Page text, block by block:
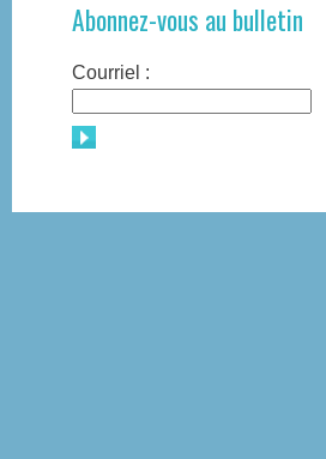
Abonnez-vous au bulletin
Courriel :